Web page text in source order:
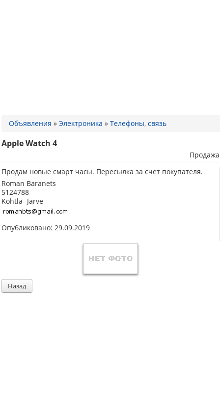
Объявления » Электроника » Телефоны, связь
Apple Watch 4
Продажа
Продам новые смарт часы. Пересылка за счет покупателя.
Roman Baranets
5124788
Kohtla- Jarve
Опубликовано: 29.09.2019
Назад